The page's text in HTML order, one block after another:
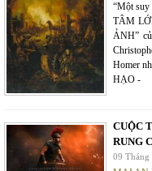
“Một
TÂM
ẢNH”
Homer
HẠO -
CUỘC
RUNG
09 Tháng